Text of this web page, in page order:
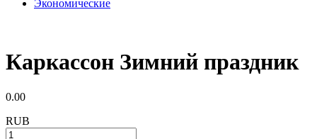
Экономические
Каркассон Зимний праздник
0.00
RUB